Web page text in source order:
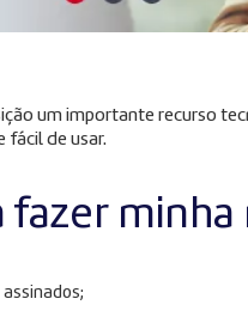
um importante recurso
fácil de usar.
fazer minha